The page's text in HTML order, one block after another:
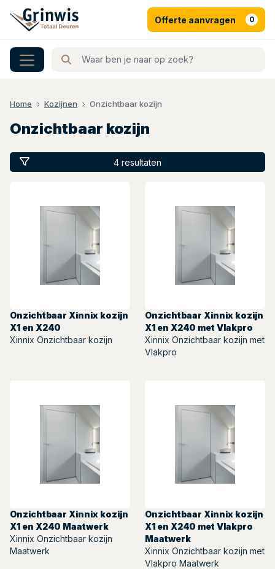
Offerte aanvragen 0
Home Kozijnen Onzichtbaar kozijn
Onzichtbaar kozijn
4 resultaten
Onzichtbaar Xinnix kozijn
X1 en X240
Xinnix Onzichtbaar kozijn
Onzichtbaar Xinnix kozijn
X1 en X240 met Vlakpro
Xinnix Onzichtbaar kozijn met
Vlakpro
Onzichtbaar Xinnix kozijn
X1 en X240 Maatwerk
Xinnix Onzichtbaar kozijn
Maatwerk
Onzichtbaar Xinnix kozijn
X1 en X240 met Vlakpro
Maatwerk
Xinnix Onzichtbaar kozijn met
Vlakpro Maatwerk